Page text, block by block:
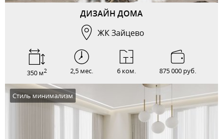
ДИЗАЙН ДОМА
ЖК Зайцево
350 м2 2,5 мес. 6 ком. 875 000 руб.
Стиль минимализм